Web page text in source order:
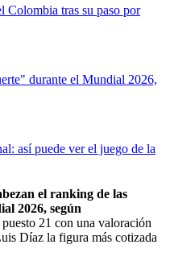
Colombia tras su paso por
durante el Mundial 2026,
así puede ver el juego de la
el ranking de las
2026, según
21 con una valoración
Díaz la figura más cotizada